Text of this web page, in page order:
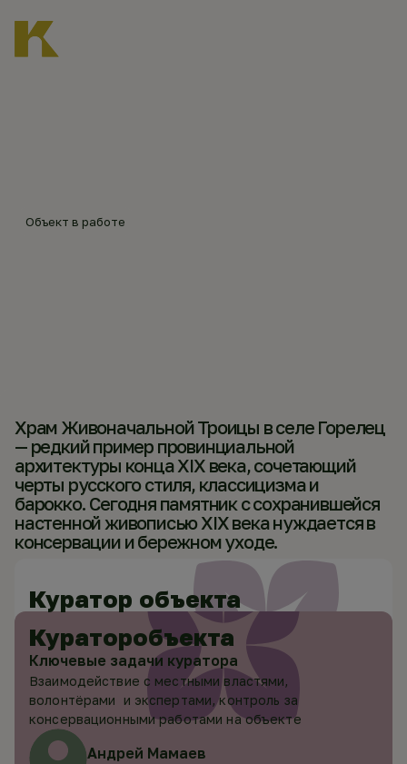
Объект в работе
Храм Живоначальной Троицы в селе Горелец
— редкий пример провинциальной
архитектуры конца XIX века, сочетающий
черты русского стиля, классицизма и
барокко. Сегодня памятник с сохранившейся
настенной живописью XIX века нуждается в
консервации и бережном уходе.
Куратор объекта
Кураторобъекта
Ключевые задачи куратора
Взаимодействие с местными властями,
волонтёрами и экспертами, контроль за
консервационными работами на объекте
Андрей Мамаев